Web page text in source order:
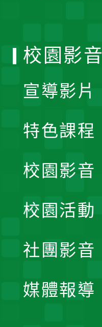
校園影音
宣導影片
特色課程
校園影音
校園活動
社團影音
媒體報導